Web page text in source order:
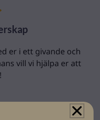
er i ett givande och
vill vi hjälpa er att